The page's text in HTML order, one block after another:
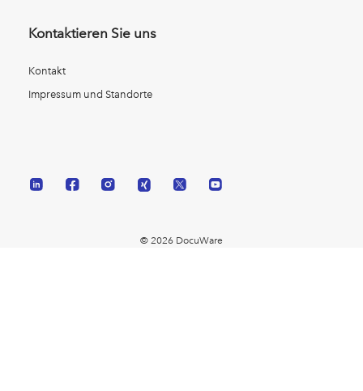
Kontaktieren Sie uns
Kontakt
Impressum und Standorte
© 2026 DocuWare